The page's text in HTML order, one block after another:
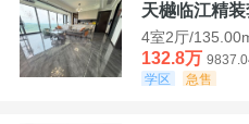
天樾临江精装
4室2厅/
132.8万
学区
急售